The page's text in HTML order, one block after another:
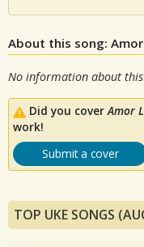
About this song:
No information about this
Did you coverAmor
work!
Submit a cover
TOP UKE SONGS